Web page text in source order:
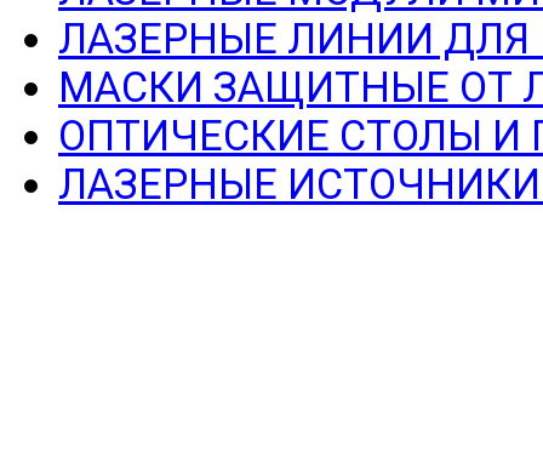
ЛАЗЕРНЫЕ ЛИНИИ
МАСКИ ЗАЩИТНЫЕ ОТ
ОПТИЧЕСКИЕ СТОЛЫ И
ЛАЗЕРНЫЕ ИСТОЧНИКИ